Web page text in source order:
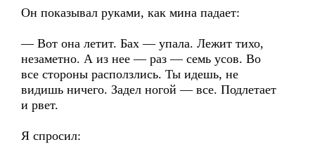
Он показывал руками, как мина падает:
— Вот она летит. Бах — упала. Лежит тихо,
незаметно. А из нее — раз — семь усов. Во
все стороны расползлись. Ты идешь, не
видишь ничего. Задел ногой — все. Подлетает
и рвет.
Я спросил: